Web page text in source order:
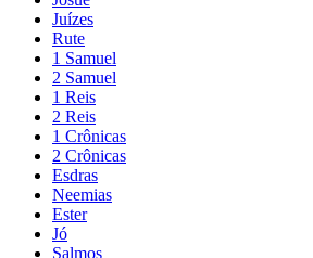
Juízes
Rute
1 Samuel
2 Samuel
1 Reis
2 Reis
1 Crônicas
2 Crônicas
Esdras
Neemias
Ester
Jó
Salmos